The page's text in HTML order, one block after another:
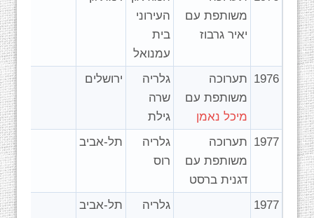
משותפת עם
יאיר גרבוז
העירוני
בית
עמנואל
1976 תערוכה
משותפת עם
מיכל נאמן
גלריה
שרה
גילת
ירושלים
1977 תערוכה
משותפת עם
דגנית ברסט
גלריה
רוס
תל-אביב
1977
גלריה
תל-אביב